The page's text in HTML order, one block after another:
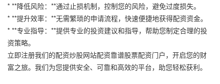
* **降低风险：**通过止损机制，控制您的风险，避免过度损失。
* **提升效率：**无需繁琐的申请流程，快速便捷地获得配资资金。
* **专业指导：**提供专业的投资建议和指导，帮助您制定合理的投
资策略。
立即注册我们的配资炒股网站配资靠谱股票配资门户，开启您的财
富之旅。我们为您提供安全、可靠和高效的平台，助您轻松获利。